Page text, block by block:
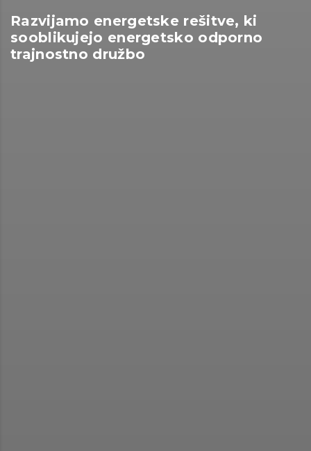
Razvijamo energetske rešitve, ki
sooblikujejo energetsko odporno
trajnostno družbo